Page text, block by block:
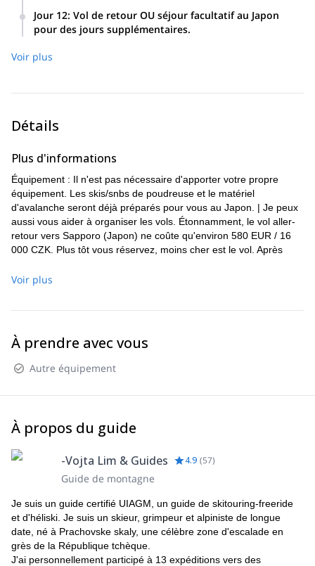
Jour 12: Vol de retour OU séjour facultatif au Japon
pour des jours supplémentaires.
Voir plus
Détails
Plus d'informations
Équipement : Il n'est pas nécessaire d'apporter votre propre
équipement. Les skis/snbs de poudreuse et le matériel
d'avalanche seront déjà préparés pour vous au Japon. | Je peux
aussi vous aider à organiser les vols. Étonnamment, le vol aller-
retour vers Sapporo (Japon) ne coûte qu'environ 580 EUR / 16
000 CZK. Plus tôt vous réservez, moins cher est le vol. Après
pour vous si vous le souhaitez. | Si vous avez déjà un logement,
maladie, etc.), je peux l'organiser pour vous.
Voir plus
À prendre avec vous
Autre équipement
À propos du guide
-Vojta Lim & Guides 4.9 (57)
Guide de montagne
Je suis un guide certifié UIAGM, un guide de skitouring-freeride
et d'héliski. Je suis un skieur, grimpeur et alpiniste de longue
date, né à Prachovske skaly, une célèbre zone d'escalade en
grès de la République tchèque.
J'ai personnellement participé à 13 expéditions vers des